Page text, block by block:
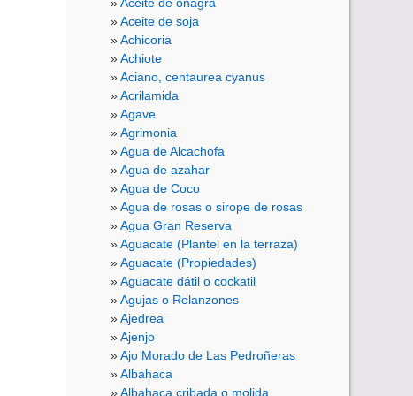
Aceite de onagra
Aceite de soja
Achicoria
Achiote
Aciano, centaurea cyanus
Acrilamida
Agave
Agrimonia
Agua de Alcachofa
Agua de azahar
Agua de Coco
Agua de rosas o sirope de rosas
Agua Gran Reserva
Aguacate (Plantel en la terraza)
Aguacate (Propiedades)
Aguacate dátil o cockatil
Agujas o Relanzones
Ajedrea
Ajenjo
Ajo Morado de Las Pedroñeras
Albahaca
Albahaca cribada o molida